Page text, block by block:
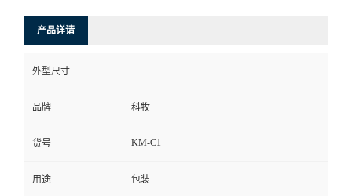
产品详请
外型尺寸
品牌 科牧
货号 KM-C1
用途 包装